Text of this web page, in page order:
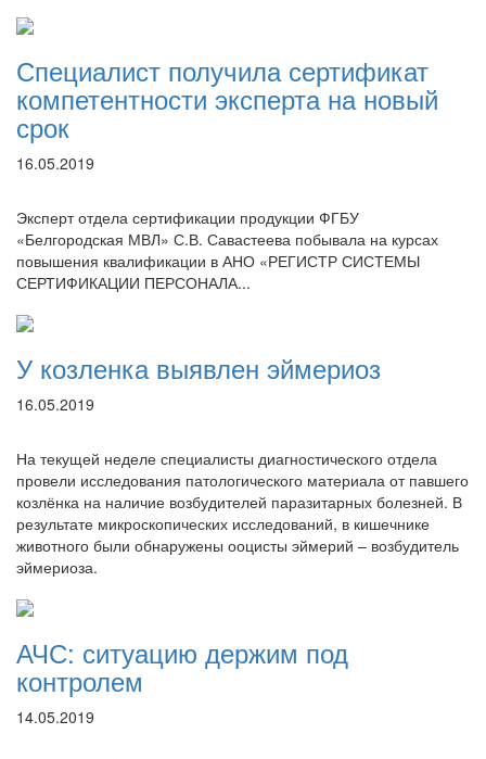
Специалист получила сертификат
компетентности эксперта на новый
срок
16.05.2019
Эксперт отдела сертификации продукции ФГБУ
«Белгородская МВЛ» С.В. Савастеева побывала на курсах
повышения квалификации в АНО «РЕГИСТР СИСТЕМЫ
СЕРТИФИКАЦИИ ПЕРСОНАЛА...
У козленка выявлен эймериоз
16.05.2019
На текущей неделе специалисты диагностического отдела
провели исследования патологического материала от павшего
козлёнка на наличие возбудителей паразитарных болезней. В
результате микроскопических исследований, в кишечнике
животного были обнаружены ооцисты эймерий – возбудитель
эймериоза.
АЧС: ситуацию держим под
контролем
14.05.2019